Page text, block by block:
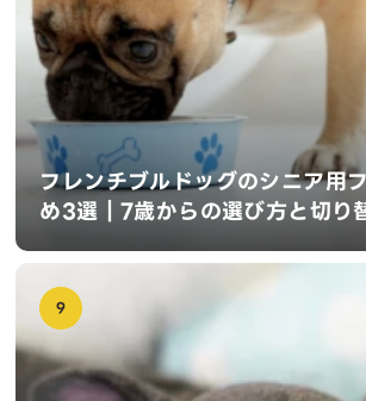
フレンチブルドッグのシニア用
め3選｜7歳からの選び方と切り
9